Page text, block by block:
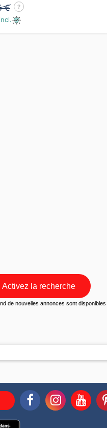
€ ?
incl.
Activez la recherche
de nouvelles annonces sont disponibles